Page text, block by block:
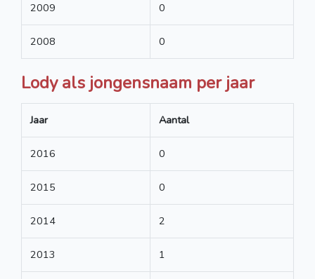
2009 0
2008 0
Lody als jongensnaam per jaar
Jaar Aantal
2016 0
2015 0
2014 2
2013 1